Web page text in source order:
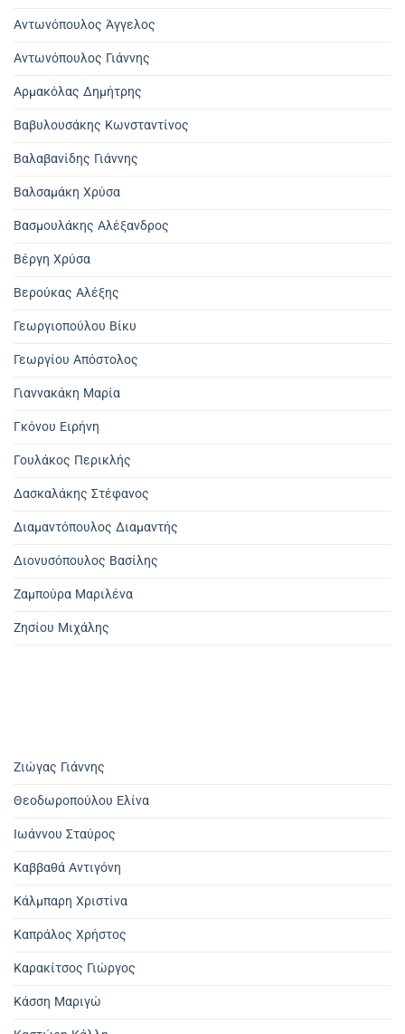
Αντωνόπουλος Άγγελος
Αντωνόπουλος Γιάννης
Αρμακόλας Δημήτρης
Βαβυλουσάκης Κωνσταντίνος
Βαλαβανίδης Γιάννης
Βαλσαμάκη Χρύσα
Βασμουλάκης Αλέξανδρος
Βέργη Χρύσα
Βερούκας Αλέξης
Γεωργιοπούλου Βίκυ
Γεωργίου Απόστολος
Γιαννακάκη Μαρία
Γκόνου Ειρήνη
Γουλάκος Περικλής
Δασκαλάκης Στέφανος
Διαμαντόπουλος Διαμαντής
Διονυσόπουλος Βασίλης
Ζαμπούρα Μαριλένα
Ζησίου Μιχάλης
Ζιώγας Γιάννης
Θεοδωροπούλου Ελίνα
Ιωάννου Σταύρος
Καββαθά Αντιγόνη
Κάλμπαρη Χριστίνα
Καπράλος Χρήστος
Καρακίτσος Γιώργος
Κάσση Μαριγώ